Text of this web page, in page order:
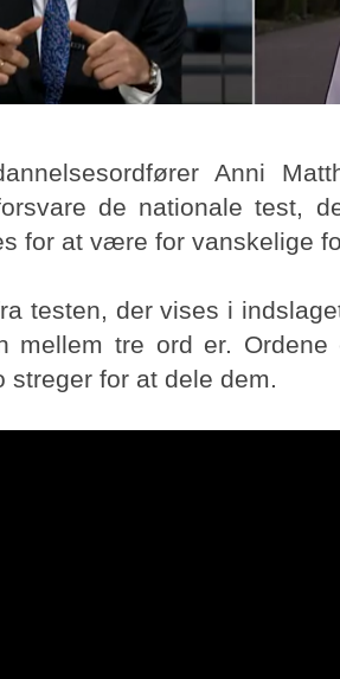
Anni
de nationale test,
for at være for vanskelige
testen, der vises i
mellem tre ord er.
for at dele dem.